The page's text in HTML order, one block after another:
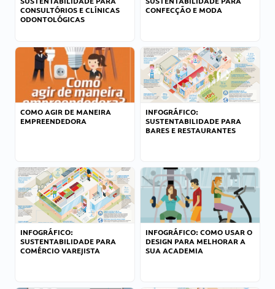
CONSULTÓRIOS E CLÍNICAS
ODONTOLÓGICAS
CONFECÇÃO E MODA
COMO AGIR DE MANEIRA
EMPREENDEDORA
INFOGRÁFICO:
SUSTENTABILIDADE PARA
BARES E RESTAURANTES
INFOGRÁFICO:
SUSTENTABILIDADE PARA
COMÉRCIO VAREJISTA
INFOGRÁFICO: COMO USAR O
DESIGN PARA MELHORAR A
SUA ACADEMIA